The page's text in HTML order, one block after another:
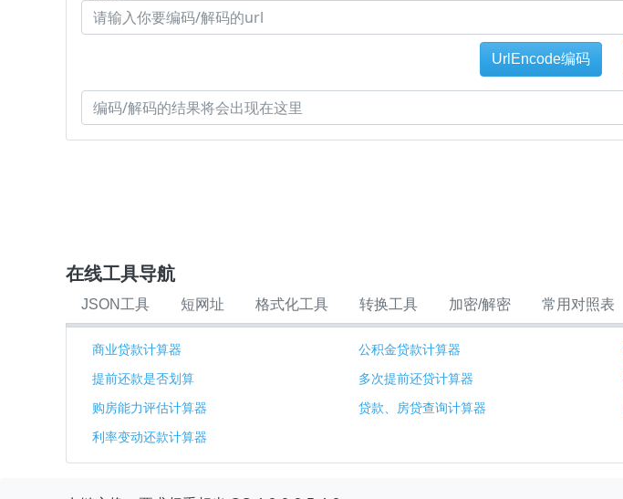
UrlEncode编码
在线工具导航
JSON工具 短网址 格式化工具 转换工具 加密/解密 常用对照表
商业贷款计算器 公积金贷款计算器
提前还款是否划算
多次提前还贷计算器
购房能力评估计算器
贷款、房贷查询计算器
利率变动还款计算器